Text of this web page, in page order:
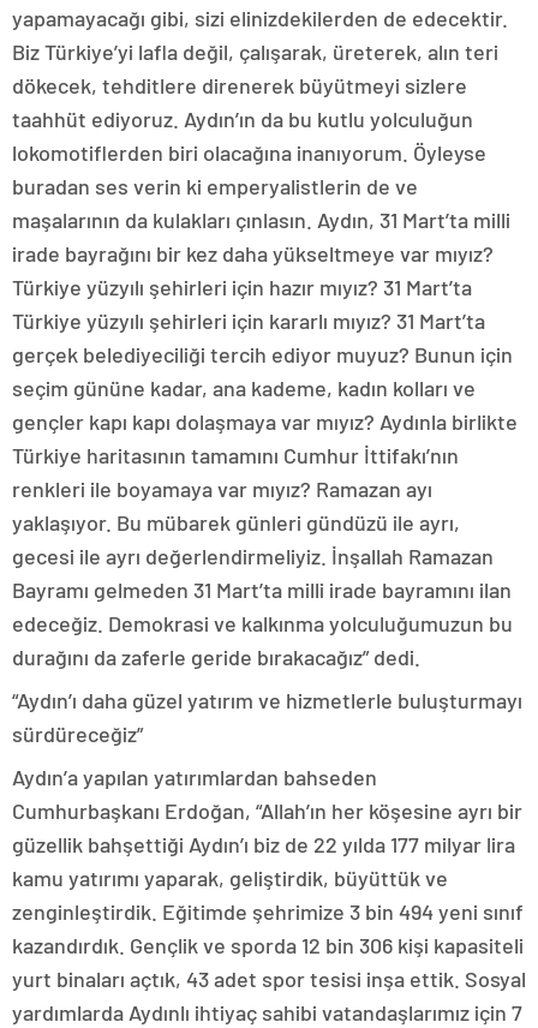
yapamayacağı gibi, sizi elinizdekilerden de edecektir.
Biz Türkiye’yi lafla değil, çalışarak, üreterek, alın teri
dökecek, tehditlere direnerek büyütmeyi sizlere
taahhüt ediyoruz. Aydın’ın da bu kutlu yolculuğun
lokomotiflerden biri olacağına inanıyorum. Öyleyse
buradan ses verin ki emperyalistlerin de ve
maşalarının da kulakları çınlasın. Aydın, 31 Mart’ta milli
irade bayrağını bir kez daha yükseltmeye var mıyız?
Türkiye yüzyılı şehirleri için hazır mıyız? 31 Mart’ta
Türkiye yüzyılı şehirleri için kararlı mıyız? 31 Mart’ta
gerçek belediyeciliği tercih ediyor muyuz? Bunun için
seçim gününe kadar, ana kademe, kadın kolları ve
gençler kapı kapı dolaşmaya var mıyız? Aydınla birlikte
Türkiye haritasının tamamını Cumhur İttifakı’nın
renkleri ile boyamaya var mıyız? Ramazan ayı
yaklaşıyor. Bu mübarek günleri gündüzü ile ayrı,
gecesi ile ayrı değerlendirmeliyiz. İnşallah Ramazan
Bayramı gelmeden 31 Mart’ta milli irade bayramını ilan
edeceğiz. Demokrasi ve kalkınma yolculuğumuzun bu
durağını da zaferle geride bırakacağız” dedi.
“Aydın’ı daha güzel yatırım ve hizmetlerle buluşturmayı
sürdüreceğiz”
Aydın’a yapılan yatırımlardan bahseden
Cumhurbaşkanı Erdoğan, “Allah’ın her köşesine ayrı bir
güzellik bahşettiği Aydın’ı biz de 22 yılda 177 milyar lira
kamu yatırımı yaparak, geliştirdik, büyüttük ve
zenginleştirdik. Eğitimde şehrimize 3 bin 494 yeni sınıf
kazandırdık. Gençlik ve sporda 12 bin 306 kişi kapasiteli
yurt binaları açtık, 43 adet spor tesisi inşa ettik. Sosyal
yardımlarda Aydınlı ihtiyaç sahibi vatandaşlarımız için 7